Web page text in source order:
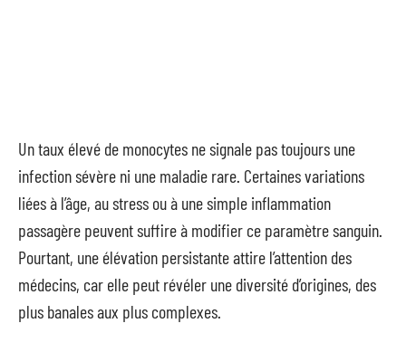
Un taux élevé de monocytes ne signale pas toujours une
infection sévère ni une maladie rare. Certaines variations
liées à l’âge, au stress ou à une simple inflammation
passagère peuvent suffire à modifier ce paramètre sanguin.
Pourtant, une élévation persistante attire l’attention des
médecins, car elle peut révéler une diversité d’origines, des
plus banales aux plus complexes.